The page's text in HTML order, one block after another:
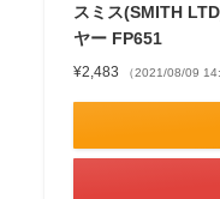
スミス(SMITH
ヤー FP651
¥2,483 （2021/08/09